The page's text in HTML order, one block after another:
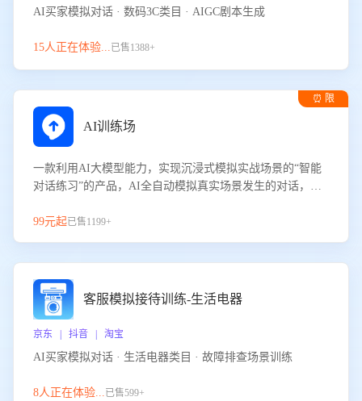
AI买家模拟对话 · 数码3C类目 · AIGC剧本生成
15人正在体验...已售1388+
⏰ 限
AI训练场
一款利用AI大模型能力，实现沉浸式模拟实战场景的“智能
对话练习”的产品，AI全自动模拟真实场景发生的对话，企
服能力。
99元起已售1199+
客服模拟接待训练-生活电器
京东 | 抖音 | 淘宝
AI买家模拟对话 · 生活电器类目 · 故障排查场景训练
8人正在体验...已售599+